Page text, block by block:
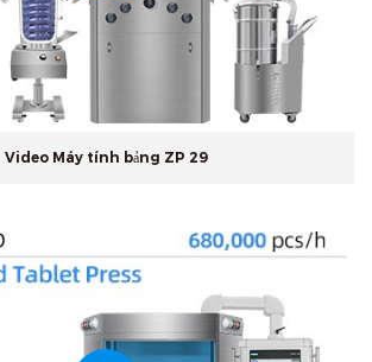
Video Máy tính bảng ZP 29